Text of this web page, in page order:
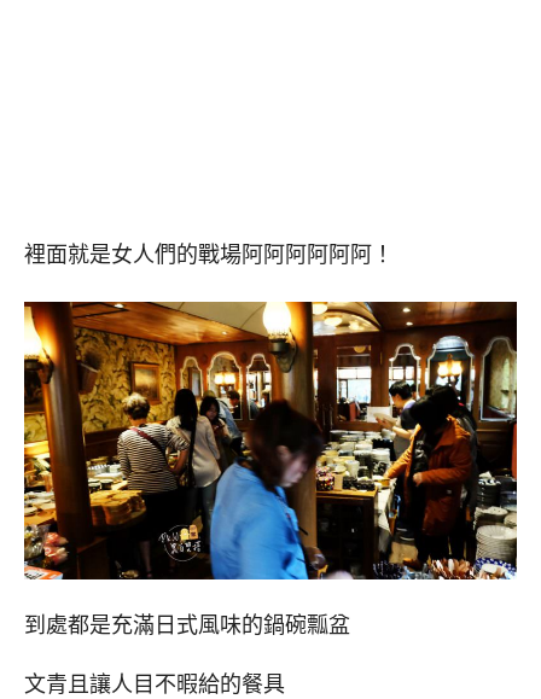
裡面就是女人們的戰場阿阿阿阿阿阿！
到處都是充滿日式風味的鍋碗瓢盆
文青且讓人目不暇給的餐具